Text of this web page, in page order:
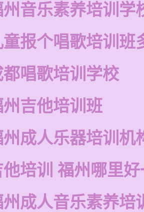
音乐素养培训学
童报个唱歌培训班
都唱歌培训学校
吉他培训班
成人乐器培训机
他培训 福州哪里
成人音乐素养培